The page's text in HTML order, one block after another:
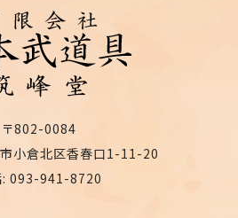
〒802-0084
小倉北区香春口1-11-20
: 093-941-8720